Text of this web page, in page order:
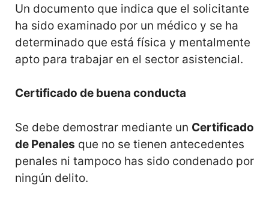
Un documento que indica que el solicitante
ha sido examinado por un médico y se ha
determinado que está física y mentalmente
apto para trabajar en el sector asistencial.
Certificado de buena conducta
Se debe demostrar mediante un Certificado
de Penales que no se tienen antecedentes
penales ni tampoco has sido condenado por
ningún delito.